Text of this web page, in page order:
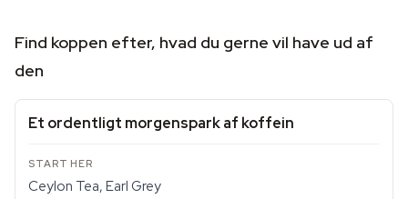
Find koppen efter, hvad du gerne vil have ud af
den
Et ordentligt morgenspark af koffein
Ceylon Tea, Earl Grey